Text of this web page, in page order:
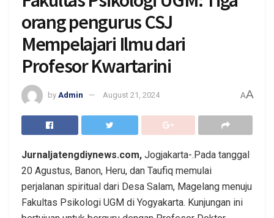
orang pengurus CSJ
Mempelajari Ilmu dari
Profesor Kwartarini
by Admin August 21, 2024 AA
Jurnaljatengdiynews.com, Jogjakarta-.Pada tanggal
20 Agustus, Banon, Heru, dan Taufiq memulai
perjalanan spiritual dari Desa Salam, Magelang menuju
Fakultas Psikologi UGM di Yogyakarta. Kunjungan ini